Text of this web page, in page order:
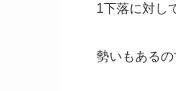
1下落に対し
勢いもある